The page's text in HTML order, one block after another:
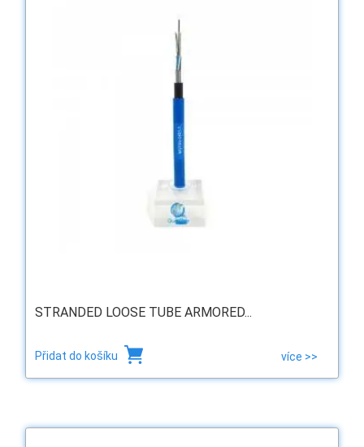
STRANDED LOOSE TUBE ARMORED...
Přidat do košíku více >>